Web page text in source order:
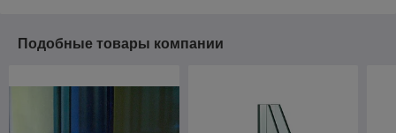
Подобные товары компании